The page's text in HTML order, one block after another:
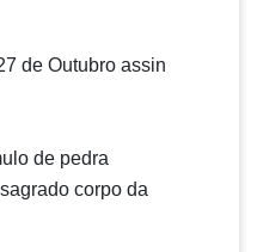
de Outubro assin
de pedra
corpo da